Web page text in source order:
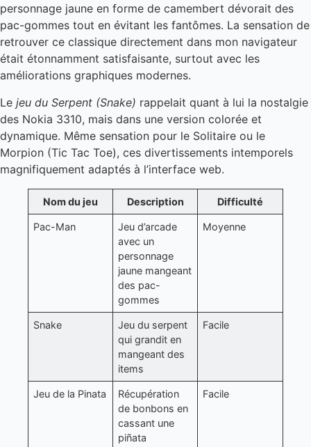
personnage jaune en forme de camembert dévorait des
pac-gommes tout en évitant les fantômes. La sensation de
retrouver ce classique directement dans mon navigateur
était étonnamment satisfaisante, surtout avec les
améliorations graphiques modernes.
Le jeu du Serpent (Snake) rappelait quant à lui la nostalgie
des Nokia 3310, mais dans une version colorée et
dynamique. Même sensation pour le Solitaire ou le
Morpion (Tic Tac Toe), ces divertissements intemporels
magnifiquement adaptés à l’interface web.
Nom du jeu Description Difficulté
Pac-Man
Jeu d’arcade
avec un
personnage
jaune mangeant
des pac-
gommes
Moyenne
Snake
Jeu du serpent
qui grandit en
mangeant des
items
Facile
Jeu de la Pinata
Récupération
de bonbons en
cassant une
piñata
Facile